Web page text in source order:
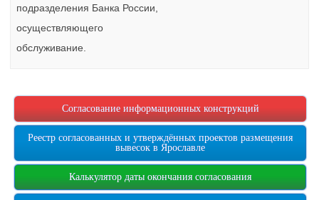
подразделения Банка России,
осуществляющего
обслуживание.
Согласование информационных конструкций
Реестр согласованных и утверждённых проектов размещения
вывесок в Ярославле
Калькулятор даты окончания согласования